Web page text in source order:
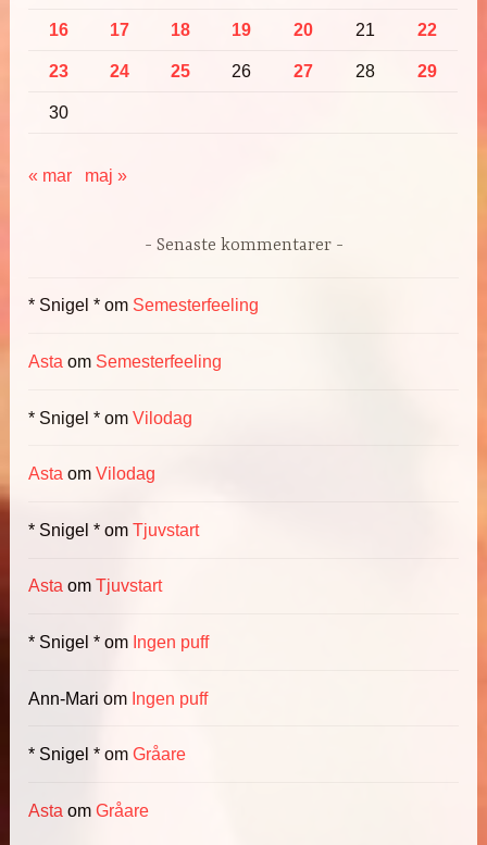
16 17 18 19 20 21 22
23 24 25 26 27 28 29
30
« mar maj »
Senaste kommentarer
* Snigel * om Semesterfeeling
Asta om Semesterfeeling
* Snigel * omVilodag
Asta omVilodag
* Snigel * omTjuvstart
Asta omTjuvstart
* Snigel * om Ingen puff
Ann-Mari om Ingen puff
* Snigel * omGråare
Asta omGråare